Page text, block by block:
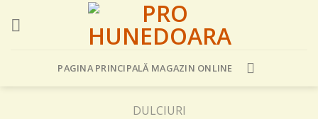
PAGINA PRINCIPALĂ MAGAZIN ONLINE
DULCIURI